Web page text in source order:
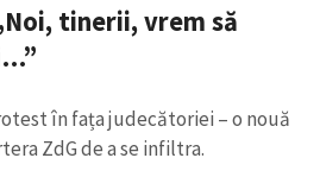
на русском
tinerii, vrem să
în fața judecătoriei – o nouă
ZdG de a se infiltra.